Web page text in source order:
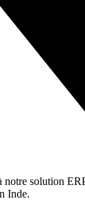
solution
Inde.